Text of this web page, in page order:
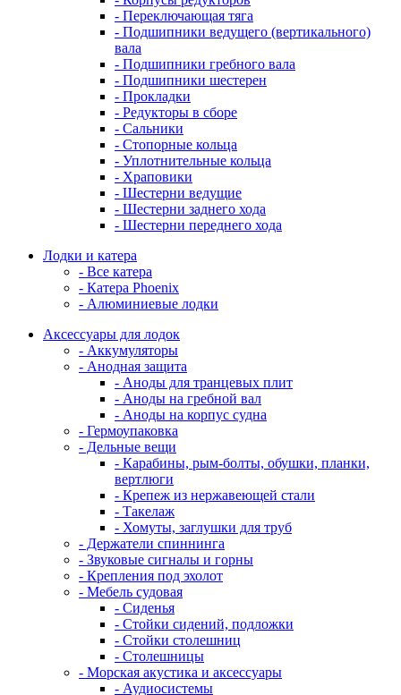
- Переключающая тяга
- Подшипники ведущего (вертикального)
вала
- Подшипники гребного вала
- Подшипники шестерен
- Прокладки
- Редукторы в сборе
- Сальники
- Стопорные кольца
- Уплотнительные кольца
- Храповики
- Шестерни ведущие
- Шестерни заднего хода
- Шестерни переднего хода
Лодки и катера
- Все катера
- Катера Phoenix
- Алюминиевые лодки
Аксессуары для лодок
- Аккумуляторы
- Анодная защита
- Аноды для транцевых плит
- Аноды на гребной вал
- Аноды на корпус судна
- Гермоупаковка
- Дельные вещи
- Карабины, рым-болты, обушки, планки,
вертлюги
- Крепеж из нержавеющей стали
- Такелаж
- Хомуты, заглушки для труб
- Держатели спиннинга
- Звуковые сигналы и горны
- Крепления под эхолот
- Мебель судовая
- Сиденья
- Стойки сидений, подложки
- Стойки столешниц
- Столешницы
- Морская акустика и аксессуары
- Аудиосистемы